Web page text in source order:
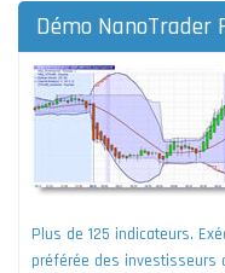
Démo NanoTrader
Plus de 125 indicateurs.
préférée des investisseurs